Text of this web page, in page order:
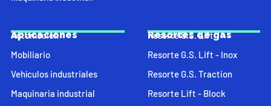
Aplicaciones
Automoción
Mobiliario
Vehículos industriales
Maquinaria industrial
Resortes de gas
Resorte G.S. Lift
Resorte G.S. Lift - Inox
Resorte G.S. Traction
Resorte Lift - Block